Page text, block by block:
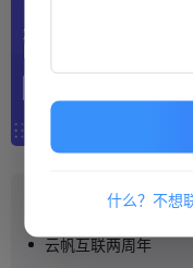
云帆互联两周年
什么？不想